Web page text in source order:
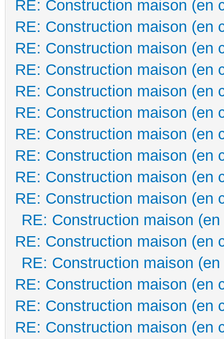
RE: Construction maison (en
RE: Construction maison (en
RE: Construction maison (en
RE: Construction maison (en
RE: Construction maison (en
RE: Construction maison (en
RE: Construction maison (en
RE: Construction maison (en
RE: Construction maison (en
RE: Construction maison (en
RE: Construction maison
RE: Construction maison (en
RE: Construction maison
RE: Construction maison (en
RE: Construction maison (en
RE: Construction maison (en